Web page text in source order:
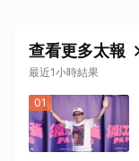
查看更多太報
最近1小時結果
01